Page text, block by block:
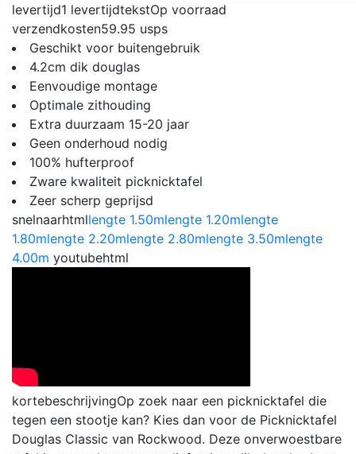
levertijd1 levertijdtekstOp voorraad
verzendkosten59.95 usps
Geschikt voor buitengebruik
4.2cm dik douglas
Eenvoudige montage
Optimale zithouding
Extra duurzaam 15-20 jaar
Geen onderhoud nodig
100% hufterproof
Zware kwaliteit picknicktafel
Zeer scherp geprijsd
snelnaarhtmllengte 1.50mlengte 1.20mlengte
1.80mlengte 2.20mlengte 2.80mlengte 3.50mlengte
4.00m youtubehtml
kortebeschrijvingOp zoek naar een picknicktafel die
tegen een stootje kan? Kies dan voor de Picknicktafel
Douglas Classic van Rockwood. Deze onverwoestbare